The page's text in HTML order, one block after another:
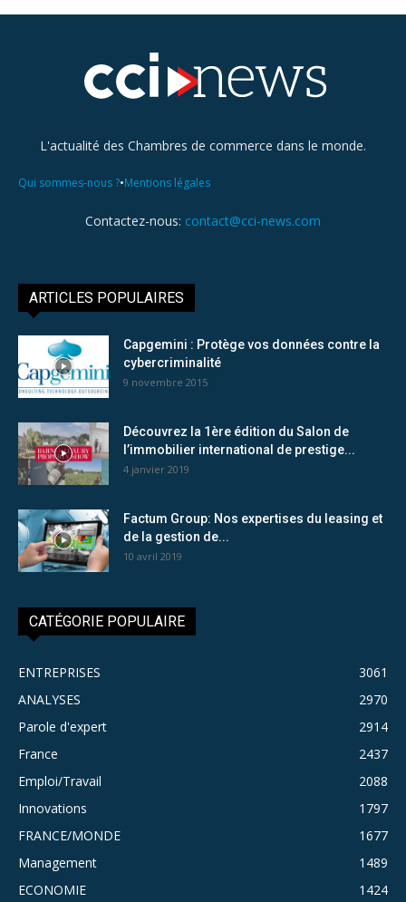
L'actualité des Chambres de commerce dans le monde.
Qui sommes-nous ?•Mentions légales
Contactez-nous: contact@cci-news.com
ARTICLES POPULAIRES
Capgemini : Protège vos données contre la
cybercriminalité
9 novembre 2015
Découvrez la 1ère édition du Salon de
l’immobilier international de prestige...
4 janvier 2019
Factum Group: Nos expertises du leasing et
de la gestion de...
10 avril 2019
CATÉGORIE POPULAIRE
ENTREPRISES
3061
ANALYSES
2970
Parole d'expert
2914
France
2437
Emploi/Travail
2088
Innovations
1797
FRANCE/MONDE
1677
Management
1489
ECONOMIE
1424